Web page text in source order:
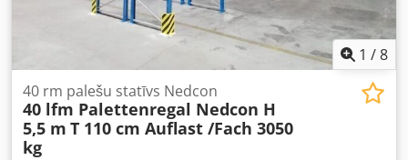
spriegums V/Hz: 380/50 - Nominālā jauda kW: 8,8 – 15,8
(atkarībā no komplektācijas) - Apdrošinājums objekta
1 /8
40 rm palešu statīvs Nedcon
40 lfm Palettenregal Nedcon H
5,5 m T 110 cm Auflast /Fach 3050
kg